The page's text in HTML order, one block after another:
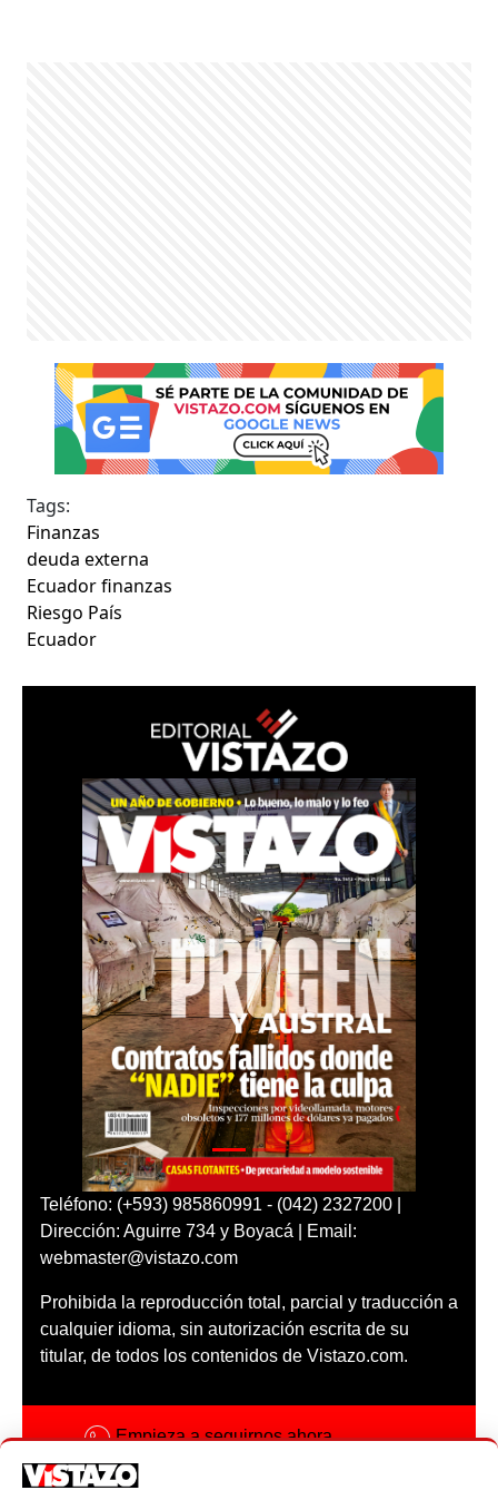
Tags:
Finanzas
deuda externa
Ecuador finanzas
Riesgo País
Ecuador
Teléfono: (+593) 985860991 - (042) 2327200 |
Dirección: Aguirre 734 y Boyacá | Email:
webmaster@vistazo.com
Prohibida la reproducción total, parcial y traducción a
cualquier idioma, sin autorización escrita de su
titular, de todos los contenidos de Vistazo.com.
Empieza a seguirnos ahora